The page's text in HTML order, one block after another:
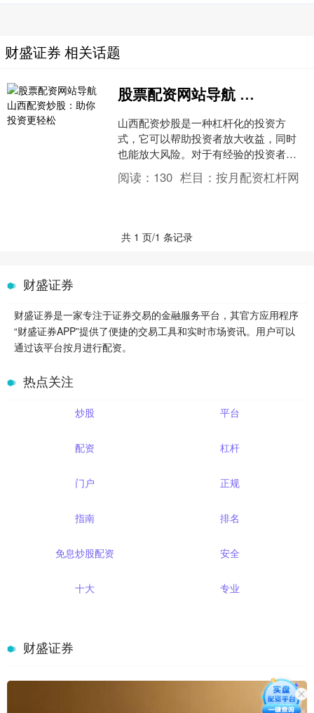
财盛证券 相关话题
股票配资网站导航 山西配资炒股：助你投资更轻松
山西配资炒股是一种杠杆化的投资方
式，它可以帮助投资者放大收益，同时
也能放大风险。对于有经验的投资者来
说，配资炒股可以是一个有效的工具，
但对于新手来说股票配资网站....
阅读： 130 栏目：按月配资杠杆网
共 1 页/1 条记录
财盛证券
财盛证券是一家专注于证券交易的金融服务平台，其官方应用程序
“财盛证券APP”提供了便捷的交易工具和实时市场资讯。用户可以
通过该平台按月进行配资。
热点关注
炒股 平台
配资 杠杆
门户 正规
指南 排名
免息炒股配资 安全
十大 专业
财盛证券